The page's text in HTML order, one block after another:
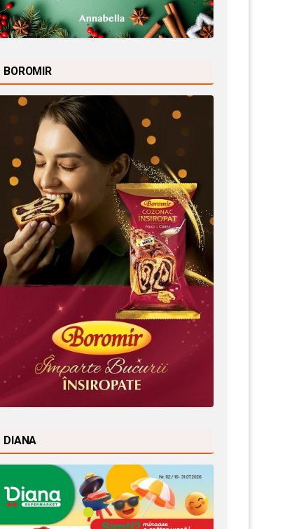
BOROMIR
DIANA